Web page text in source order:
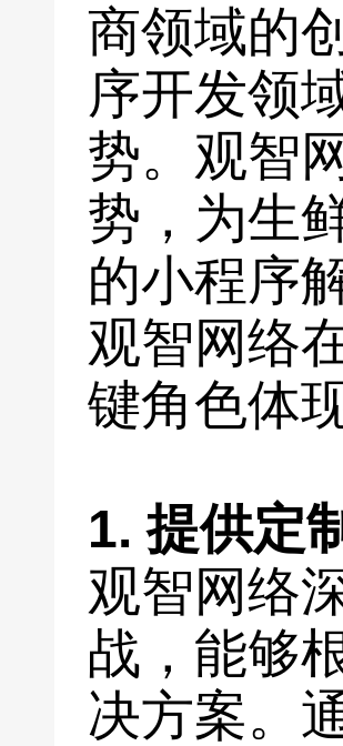
商领域的
序开发领
势。观智
势，为生
的小程序
观智网络
键角色体
1. 提供定
观智网络
战，能够
决方案。